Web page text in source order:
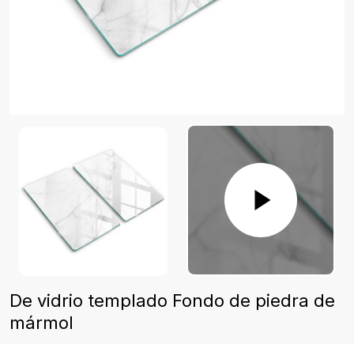
De vidrio templado Fondo de piedra de
mármol